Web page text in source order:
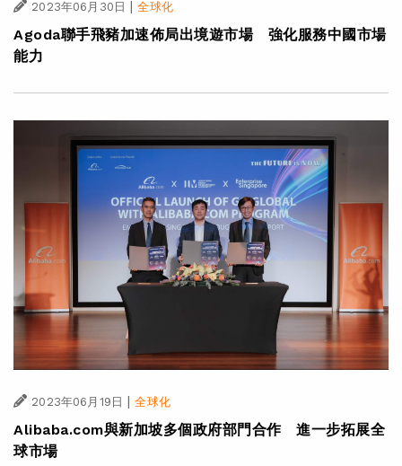
2023年06月30日 | 全球化
Agoda聯手飛豬加速佈局出境遊市場 強化服務中國市場
能力
2023年06月19日 | 全球化
Alibaba.com與新加坡多個政府部門合作 進一步拓展全
球市場